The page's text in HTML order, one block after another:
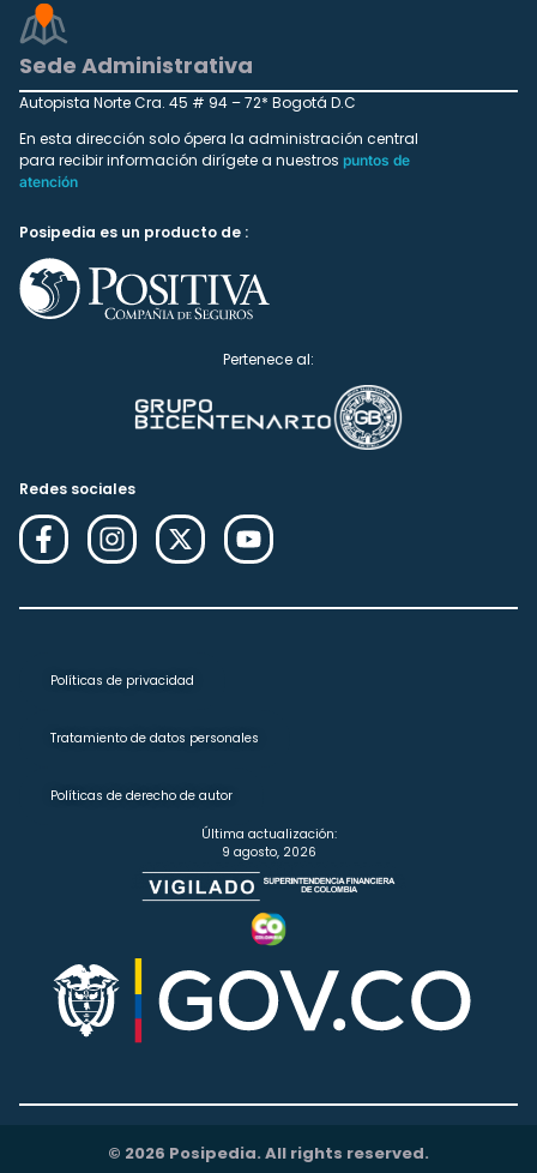
Sede Administrativa
Autopista Norte Cra. 45 # 94 – 72* Bogotá D.C
En esta dirección solo ópera la administración central
para recibir información dirígete a nuestros puntos de
atención
Posipedia es un producto de :
Pertenece al:
Redes sociales
Políticas de privacidad
Tratamiento de datos personales
Políticas de derecho de autor
Última actualización:
9 agosto, 2026
© 2026 Posipedia. All rights reserved.